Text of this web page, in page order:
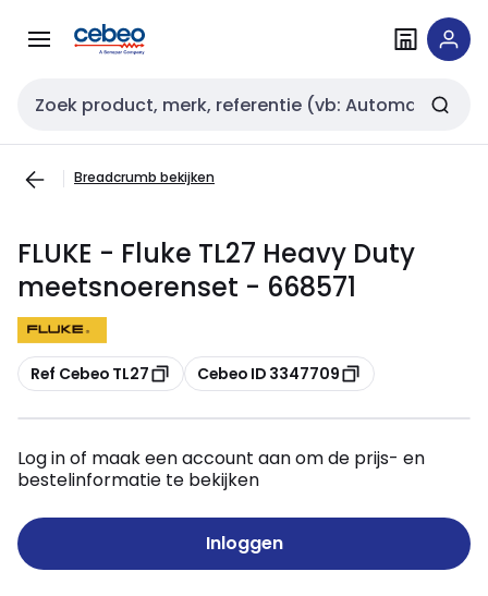
naar
naar
Zoekveld invoer
Breadcrumb bekijken
FLUKE - Fluke TL27 Heavy Duty
meetsnoerenset - 668571
Kopiëren
Ref Cebeo TL27 Kopiëren
Cebeo ID 3347709
Log in of maak een account aan om de prijs- en
bestelinformatie te bekijken
Inloggen